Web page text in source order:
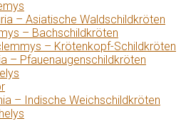
– Asiatische Waldschildkröten
– Bachschildkröten
– Krötenkopf-Schildkröten
– Pfauenaugenschildkröten
– Indische Weichschildkröten